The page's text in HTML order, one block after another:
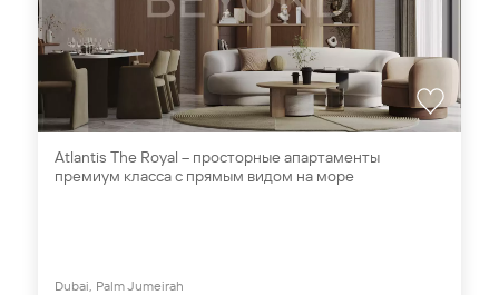
Atlantis The Royal – просторные апартаменты
премиум класса с прямым видом на море
Dubai, Palm Jumeirah